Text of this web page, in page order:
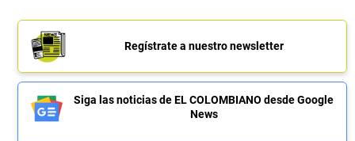
Regístrate a nuestro newsletter
Siga las noticias de EL COLOMBIANO desde Google
News